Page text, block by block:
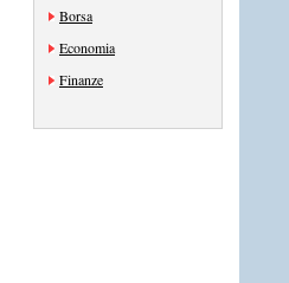
Borsa
Economia
Finanze